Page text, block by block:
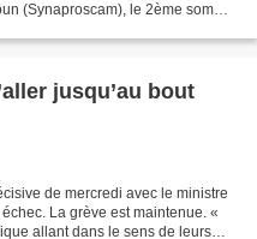
(Synaproscam), le 2ème sommet
jusqu’au bout
de mercredi avec le ministre
La grève est maintenue. «
allant dans le sens de leurs